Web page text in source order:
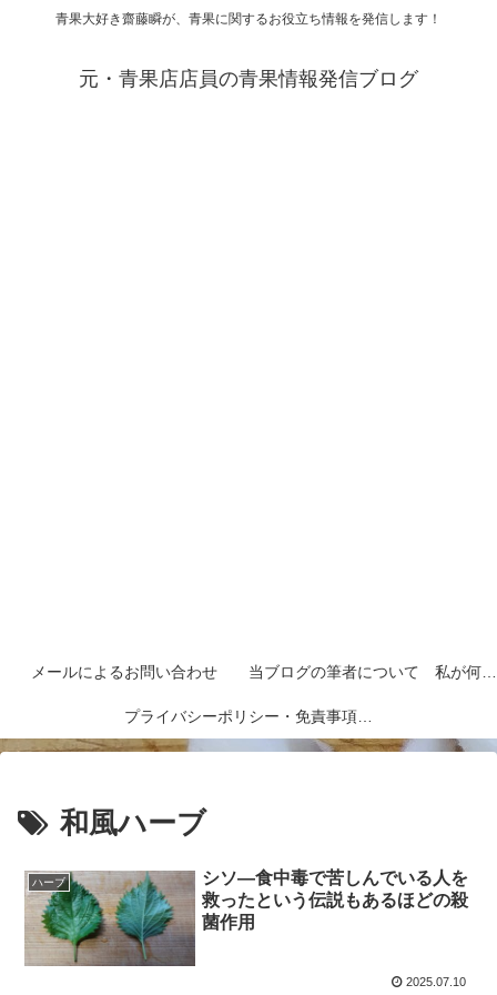
青果大好き齋藤瞬が、青果に関するお役立ち情報を発信します！
元・青果店店員の青果情報発信ブログ
メールによるお問い合わせ 当ブログの筆者について 私が何者なのかを紹介します
プライバシーポリシー・免責事項など
和風ハーブ
ハーブ
シソ―食中毒で苦しんでいる人を
救ったという伝説もあるほどの殺
菌作用
2025.07.10